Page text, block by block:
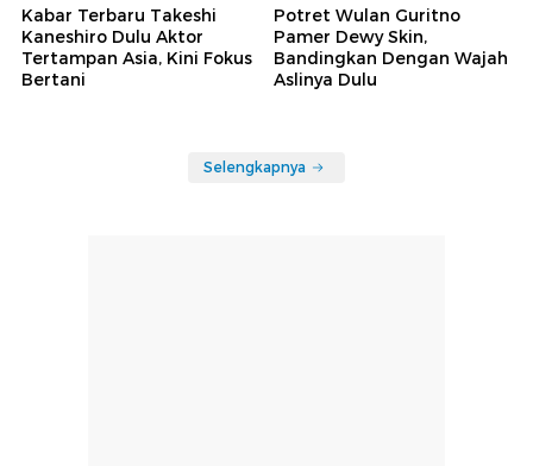
Kabar Terbaru Takeshi
Kaneshiro Dulu Aktor
Tertampan Asia, Kini Fokus
Bertani
Potret Wulan Guritno
Pamer Dewy Skin,
Bandingkan Dengan Wajah
Aslinya Dulu
Selengkapnya